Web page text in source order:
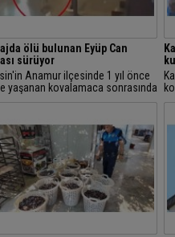
ölü bulunan Eyüp Can
sürüyor
Anamur ilçesinde 1 yıl önce
yaşanan kovalamaca sonrasında
ileri sürülerek bir pasajda ölü